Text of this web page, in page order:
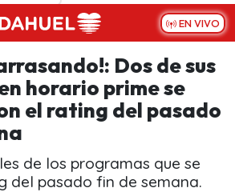
EN VIVO
Dos de sus
horario prime se
el rating del pasado
de los programas que se
del pasado fin de semana.